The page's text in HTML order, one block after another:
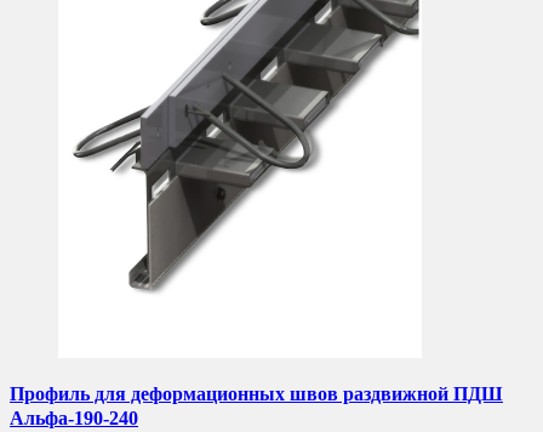
Профиль для деформационных швов раздвижной ПДШ
Альфа-190-240